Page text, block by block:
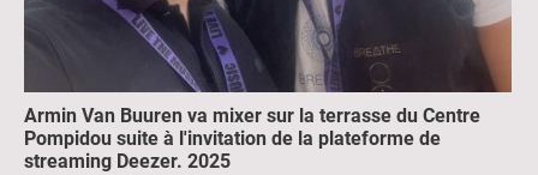
Armin Van Buuren va mixer sur la terrasse du Centre
Pompidou suite à l'invitation de la plateforme de
streaming Deezer. 2025